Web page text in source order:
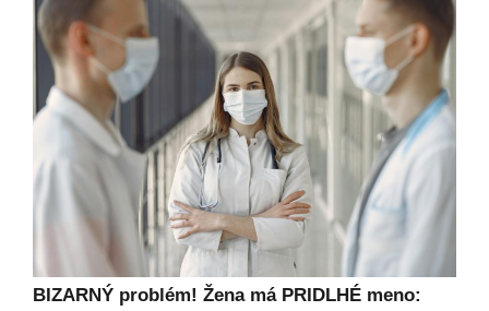
BIZARNÝ problém! Žena má PRIDLHÉ meno: